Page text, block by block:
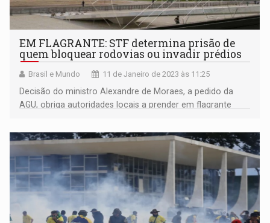
EM FLAGRANTE: STF determina prisão de
quem bloquear rodovias ou invadir prédios
Brasil e Mundo 11 de Janeiro de 2023 às 11:25
Decisão do ministro Alexandre de Moraes, a pedido da
AGU, obriga autoridades locais a prender em flagrante
confiscar veículos e condutores